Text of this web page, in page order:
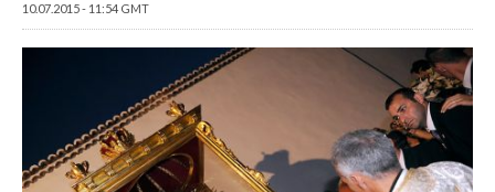
10.07.2015 - 11:54 GMT